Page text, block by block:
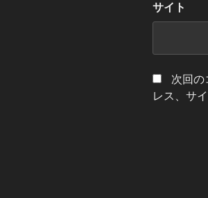
サイト
次回の
レス、サ